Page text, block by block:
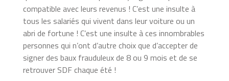
compatible avec leurs revenus ! C’est une insulte à
tous les salariés qui vivent dans leur voiture ou un
abri de fortune ! C’est une insulte à ces innombrables
personnes qui n’ont d’autre choix que d’accepter de
signer des baux frauduleux de 8 ou 9 mois et de se
retrouver SDF chaque été !